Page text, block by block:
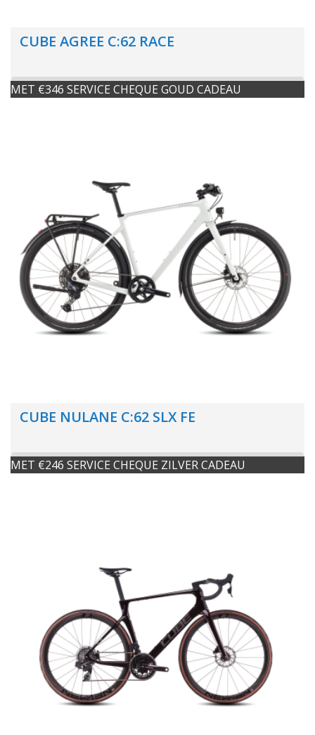
CUBE AGREE C:62 RACE
MET €346 SERVICE CHEQUE GOUD CADEAU
CUBE NULANE C:62 SLX FE
MET €246 SERVICE CHEQUE ZILVER CADEAU